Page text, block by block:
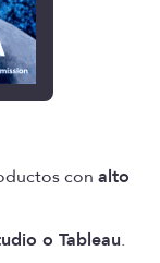
con alto
o Tableau.